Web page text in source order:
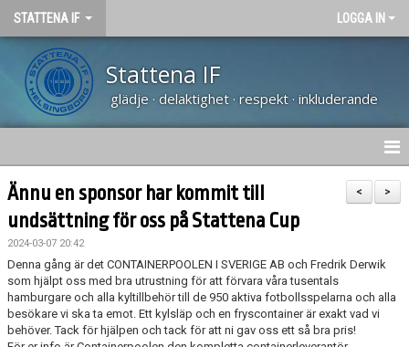
STATTENA IF LOGGA IN
Stattena IF
glädje · delaktighet · respekt · inkluderande
HEM
NYHETER
TRÄNARUTBILDNING SVFF D
OM KLUBBEN
KALENDER
>
<
Ännu en sponsor har kommit till
undsättning för oss på Stattena Cup
2024-03-07 20:42
Denna gång är det CONTAINERPOOLEN I SVERIGE AB och Fredrik Derwik
som hjälpt oss med bra utrustning för att förvara våra tusentals
hamburgare och alla kyltillbehör till de 950 aktiva fotbollsspelarna och alla
besökare vi ska ta emot. Ett kylsläp och en fryscontainer är exakt vad vi
behöver. Tack för hjälpen och tack för att ni gav oss ett så bra pris!